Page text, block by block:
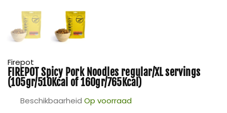
Firepot
FIREPOT Spicy Pork Noodles regular/XL servings
(105gr/510Kcal of 160gr/765Kcal)
Beschikbaarheid Op voorraad